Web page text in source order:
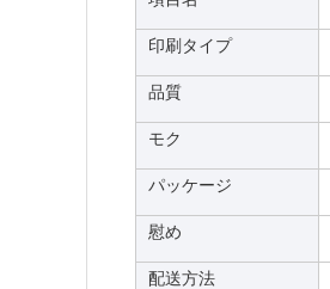
印刷タイプ
品質
モク
パッケージ
慰め
配送方法